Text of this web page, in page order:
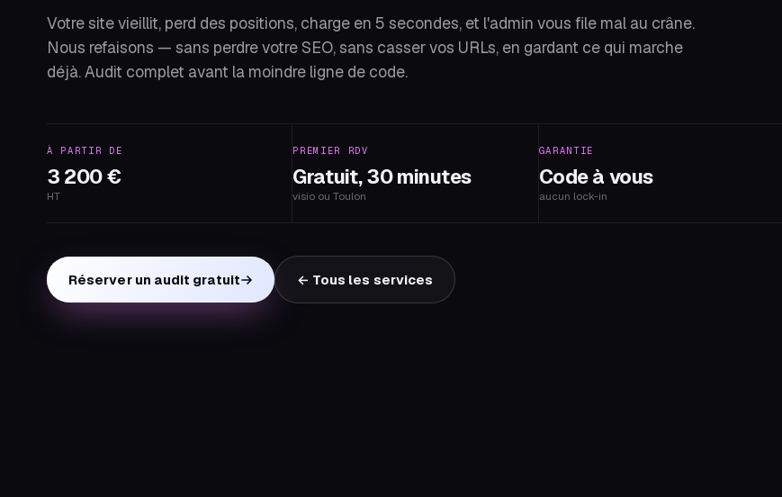
Votre site vieillit, perd des positions, charge en 5 secondes, et l'admin vous file mal au crâne.
Nous refaisons — sans perdre votre SEO, sans casser vos URLs, en gardant ce qui marche
déjà. Audit complet avant la moindre ligne de code.
À PARTIR DE
3 200 €
HT
PREMIER RDV
Gratuit, 30 minutes
visio ou Toulon
GARANTIE
Code à vous
aucun lock-in
Réserver un audit gratuit ← Tous les services